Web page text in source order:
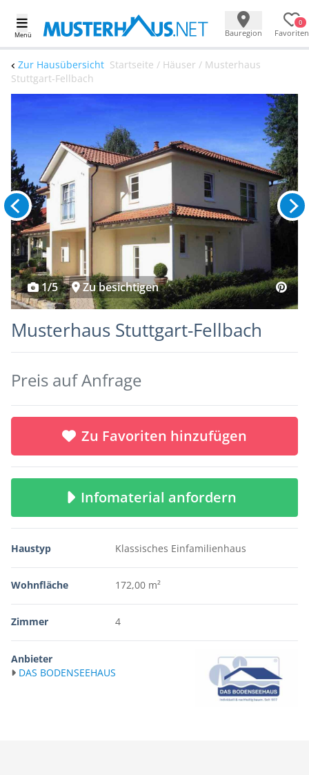
Menü Bauregion
0
Favoriten
Zur Hausübersicht Startseite / Häuser / Musterhaus
Stuttgart-Fellbach
1/5 Zu besichtigen
Musterhaus Stuttgart-Fellbach
Preis auf Anfrage
Zu Favoriten hinzufügen
Infomaterial anfordern
Haustyp Klassisches Einfamilienhaus
Wohnfläche 172,00 m²
Zimmer 4
Anbieter
DAS BODENSEEHAUS